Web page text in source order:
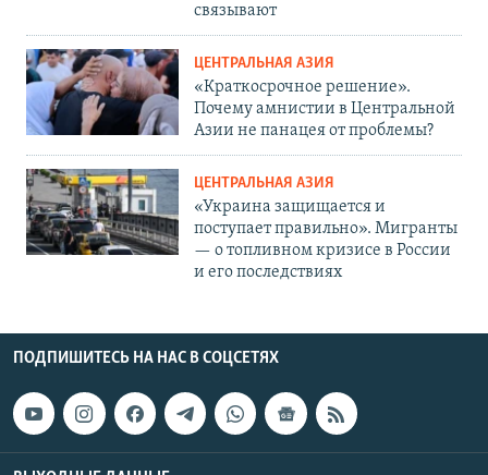
связывают
ЦЕНТРАЛЬНАЯ АЗИЯ
«Краткосрочное решение».
Почему амнистии в Центральной
Азии не панацея от проблемы?
ЦЕНТРАЛЬНАЯ АЗИЯ
«Украина защищается и
поступает правильно». Мигранты
— о топливном кризисе в России
и его последствиях
ПОДПИШИТЕСЬ НА НАС В СОЦСЕТЯХ